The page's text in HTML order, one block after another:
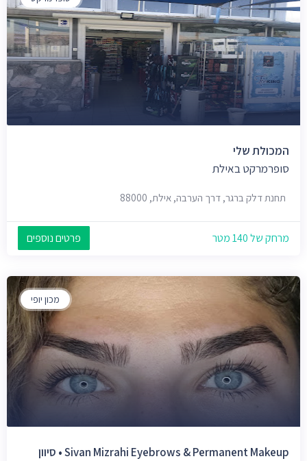
המכולת שלי
סופרמרקט באילת
תחנת דלק ברגר, דרך הערבה, אילת, 88000
מרחק של 140 מטר פרטים נוספים
מכון יופי
Sivan Mizrahi Eyebrows & Permanent Makeup • סיוון